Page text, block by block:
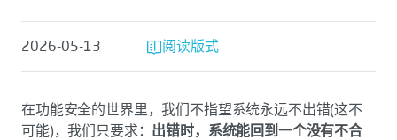
2026-05-13 阅读版式
在功能安全的世界里，我们不指望系统永远不出错(这不
可能)，我们只要求： 出错时，系统能回到一个没有不合